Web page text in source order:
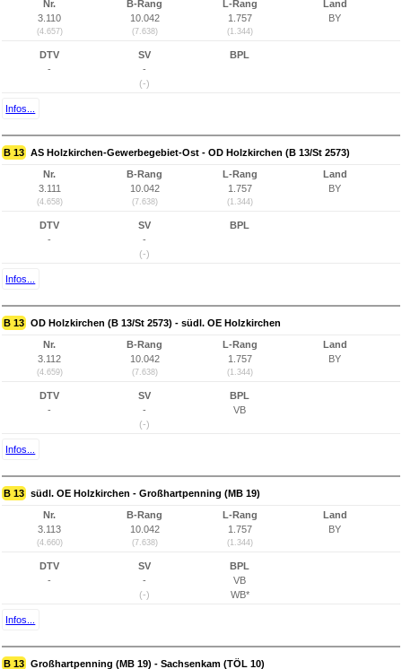
Nr.
3.110
(4.657)
B-Rang
10.042
(7.638)
L-Rang
1.757
(1.344)
Land
BY
DTV
-
SV
-
(-)
BPL
Infos...
B 13 AS Holzkirchen-Gewerbegebiet-Ost - OD Holzkirchen (B 13/St 2573)
Nr.
3.111
(4.658)
B-Rang
10.042
(7.638)
L-Rang
1.757
(1.344)
Land
BY
DTV
-
SV
-
(-)
BPL
Infos...
B 13 OD Holzkirchen (B 13/St 2573) - südl. OE Holzkirchen
Nr.
3.112
(4.659)
B-Rang
10.042
(7.638)
L-Rang
1.757
(1.344)
Land
BY
DTV
-
SV
-
(-)
BPL
VB
Infos...
B 13 südl. OE Holzkirchen - Großhartpenning (MB 19)
Nr.
3.113
(4.660)
B-Rang
10.042
(7.638)
L-Rang
1.757
(1.344)
Land
BY
DTV
-
SV
-
(-)
BPL
VB
WB*
Infos...
B 13 Großhartpenning (MB 19) - Sachsenkam (TÖL 10)